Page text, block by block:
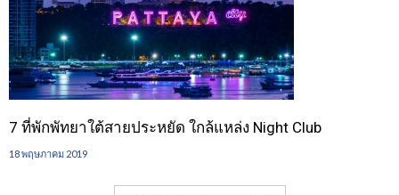
7 ที่พักพัทยาใต้สายประหยัด ใกล้แหล่ง Night Club
18 พฤษภาคม 2019